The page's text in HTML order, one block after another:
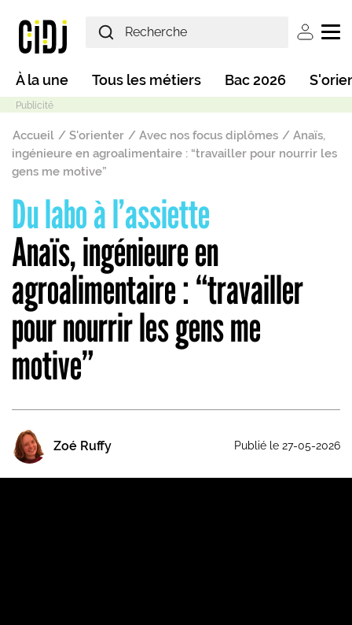
User
Main navigation
À la une Tous les métiers Bac 2026
Mode sombre
Fil d'Ariane
Accueil S'orienter Avec nos focus diplômes
Anaïs,
ingénieure en agroalimentaire : “travailler pour nourrir les
gens me motive”
Du labo à l’assiette
Anaïs, ingénieure en
agroalimentaire : “travailler
pour nourrir les gens me
motive”
Zoé Ruffy Publié le 27-05-2026